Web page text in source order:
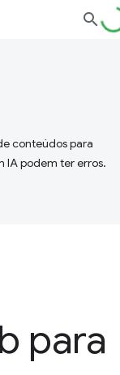
conteúdos para
IA podem ter erros.
para